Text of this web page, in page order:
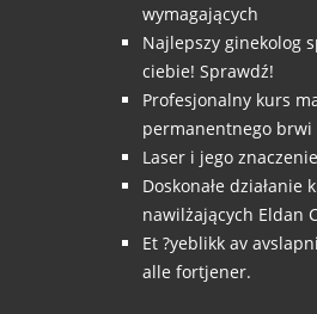
wymagających
Najlepszy ginekolog
ciebie! Sprawdź!
Profesjonalny kurs
permanentnego brwi
Laser i jego
Doskonałe działanie
nawilżających Eldan
Et ?yeblikk av
alle fortjener.